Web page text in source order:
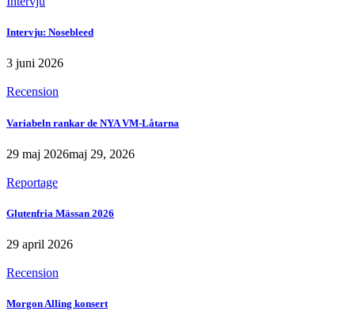
Intervju: Nosebleed
3 juni 2026
Recension
Variabeln rankar de NYA VM-Låtarna
29 maj 2026maj 29, 2026
Reportage
Glutenfria Mässan 2026
29 april 2026
Recension
Morgon Alling konsert